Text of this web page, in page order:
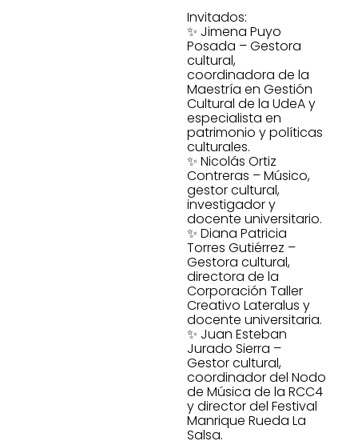
Invitados:
✨ Jimena Puyo
Posada – Gestora
cultural,
coordinadora de la
Maestría en Gestión
Cultural de la UdeA y
especialista en
patrimonio y políticas
culturales.
✨ Nicolás Ortiz
Contreras – Músico,
gestor cultural,
investigador y
docente universitario.
✨ Diana Patricia
Torres Gutiérrez –
Gestora cultural,
directora de la
Corporación Taller
Creativo Lateralus y
docente universitaria.
✨ Juan Esteban
Jurado Sierra –
Gestor cultural,
coordinador del Nodo
de Música de la RCC4
y director del Festival
Manrique Rueda La
Salsa.